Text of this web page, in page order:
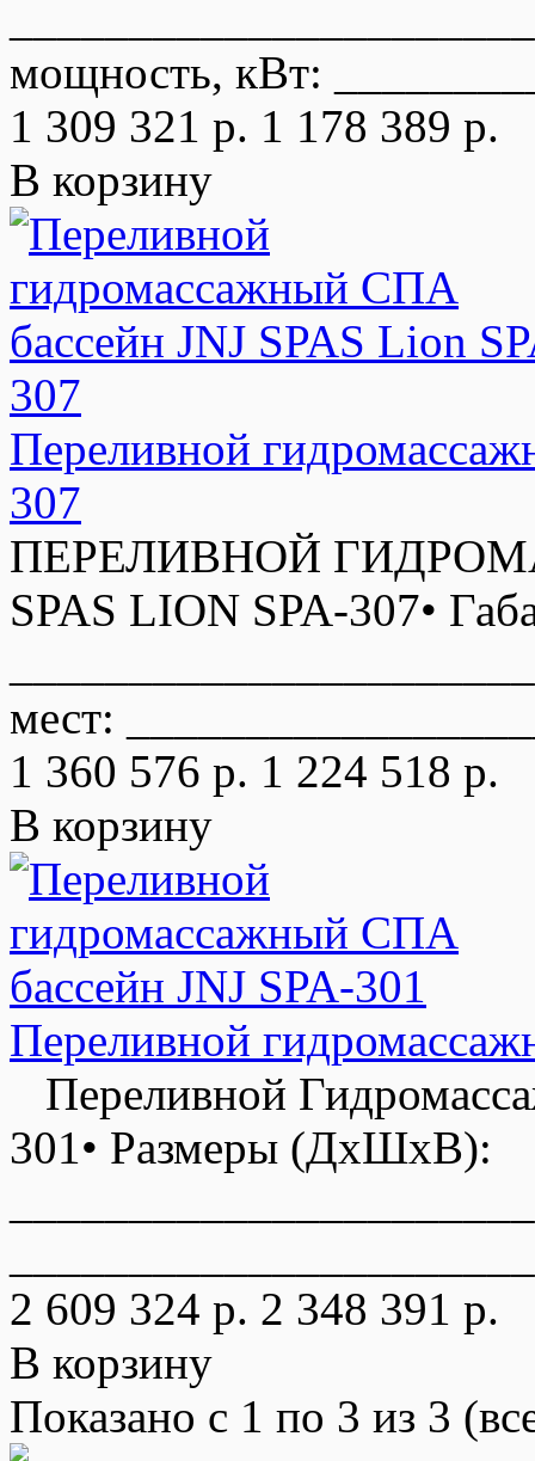
мощность, кВт:
1 309 321 р. 1 178 389 р.
В корзину
Переливной
307
ПЕРЕЛИВНОЙ
SPAS LION SPA-307•
мест:
1 360 576 р. 1 224 518 р.
В корзину
Переливной
Переливной
301• Размеры (ДxШxВ):
2 609 324 р. 2 348 391 р.
В корзину
Показано с 1 по 3 из 3